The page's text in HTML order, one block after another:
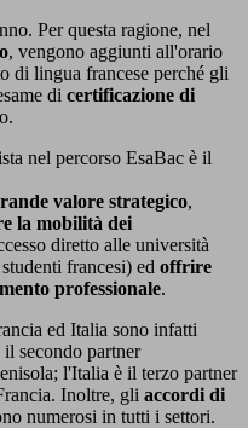
Per questa ragione, nel
, vengono aggiunti all'orario
di lingua francese perché gli
di certificazione di
nel percorso EsaBac è il
valore strategico,
la mobilità dei
diretto alle università
francesi) ed offrire
professionale.
ed Italia sono infatti
secondo partner
l'Italia è il terzo partner
Inoltre, gli accordi di
numerosi in tutti i settori.